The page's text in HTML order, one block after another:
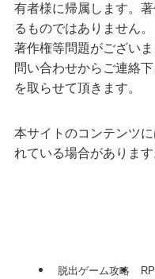
有者様に帰属します。
るものではありません。
著作権等問題がござい
問い合わせからご連絡
を取らせて頂きます。
本サイトのコンテンツ
れている場合があります
脱出ゲーム攻略